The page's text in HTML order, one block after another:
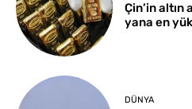
Çin’in altın
yana en
DÜNYA